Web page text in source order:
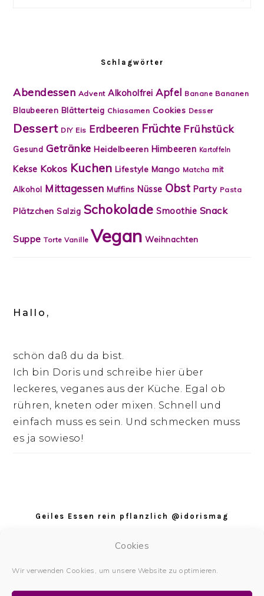
Cookies
Wir verwenden Cookies, um unsere Website zu optimieren.
Schlagwörter
Abendessen Advent Alkoholfrei Apfel Banane Bananen
Blaubeeren Blätterteig Chiasamen Cookies Desser
Dessert DIY Eis Erdbeeren Früchte Frühstück
Gesund Getränke Heidelbeeren Himbeeren Kartoffeln
Kekse Kokos Kuchen Lifestyle Mango Matcha mit
Alkohol Mittagessen Muffins Nüsse Obst Party Pasta
Plätzchen Salzig Schokolade Smoothie Snack
Suppe Torte Vanille Vegan Weihnachten
Hallo,
schön daß du da bist.
Ich bin Doris und schreibe hier über
leckeres, veganes aus der Küche. Egal ob
rühren, kneten oder mixen. Schnell und
einfach muss es sein. Und schmecken muss
es ja sowieso!
Geiles Essen rein pflanzlich @idorismag
Datenschutzerklärung